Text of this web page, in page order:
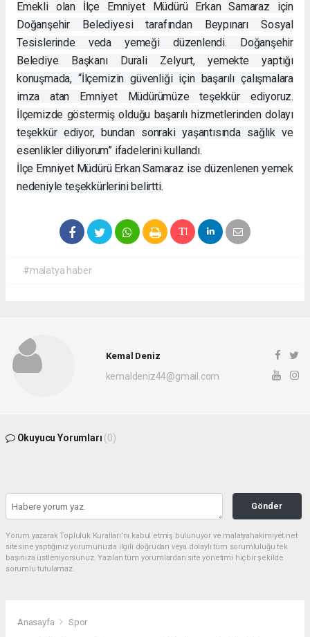
Emekli olan İlçe Emniyet Müdürü Erkan Samaraz için
Doğanşehir Belediyesi tarafından Beypınarı Sosyal
Tesislerinde veda yemeği düzenlendi. Doğanşehir
Belediye Başkanı Durali Zelyurt, yemekte yaptığı
konuşmada, “İlçemizin güvenliği için başarılı çalışmalara
imza atan Emniyet Müdürümüze teşekkür ediyoruz.
İlçemizde göstermiş olduğu başarılı hizmetlerinden dolayı
teşekkür ediyor, bundan sonraki yaşantısında sağlık ve
esenlikler diliyorum” ifadelerini kullandı.
İlçe Emniyet Müdürü Erkan Samaraz ise düzenlenen yemek
nedeniyle teşekkürlerini belirtti.
#malatya haber
Kemal Deniz
kemaldeniz44@gmail.com
Okuyucu Yorumları (0)
Gönder
Yorum yazarak Topluluk Kuralları’nı kabul etmiş bulunuyor ve malatyahakimiyet.net
sitesine yaptığınız yorumunuzla ilgili doğrudan veya dolaylı tüm sorumluluğu tek
başınıza üstleniyorsunuz. Yazılan tüm yorumlardan site yönetimi hiçbir şekilde
sorumlu tutulamaz.
Anasayfa Spor